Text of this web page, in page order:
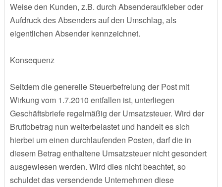
Weise den Kunden, z.B. durch Absenderaufkleber oder
Aufdruck des Absenders auf den Umschlag, als
eigentlichen Absender kennzeichnet.
Konsequenz
Seitdem die generelle Steuerbefreiung der Post mit
Wirkung vom 1.7.2010 entfallen ist, unterliegen
Geschäftsbriefe regelmäßig der Umsatzsteuer. Wird der
Bruttobetrag nun weiterbelastet und handelt es sich
hierbei um einen durchlaufenden Posten, darf die in
diesem Betrag enthaltene Umsatzsteuer nicht gesondert
ausgewiesen werden. Wird dies nicht beachtet, so
schuldet das versendende Unternehmen diese